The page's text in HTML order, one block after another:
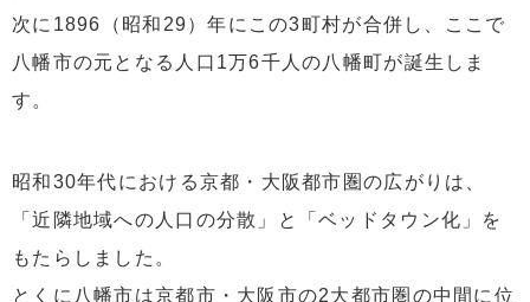
次に1896（昭和29）年にこの3町村が合併し、ここで
八幡市の元となる人口1万6千人の八幡町が誕生しま
す。
昭和30年代における京都・大阪都市圏の広がりは、
「近隣地域への人口の分散」と「ベッドタウン化」を
もたらしました。
とくに八幡市は京都市・大阪市の2大都市圏の中間に位